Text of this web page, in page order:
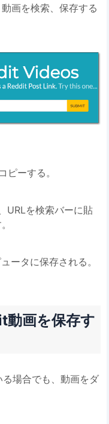
画を検索、保存する
ピーする。
URLを検索バーに貼
ータに保存される。
動画を保存す
場合でも、動画をダ